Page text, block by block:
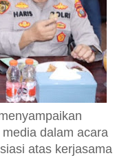
dalam acara
atas kerjasama